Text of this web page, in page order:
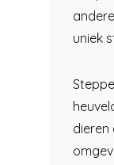
uniek
dieren